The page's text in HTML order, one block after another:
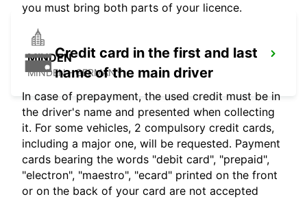
MINDEN
MINDEN - GERMANY
you must bring both parts of your licence.
Credit card in the first and last
name of the main driver
In case of prepayment, the used credit must be in
the driver's name and presented when collecting
it. For some vehicles, 2 compulsory credit cards,
including a major one, will be requested. Payment
cards bearing the words "debit card", "prepaid",
"electron", "maestro", "ecard" printed on the front
or on the back of your card are not accepted